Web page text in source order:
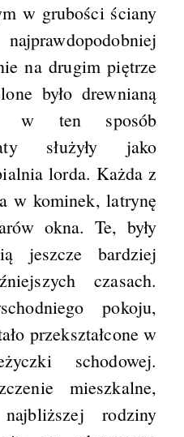
w grubości ściany
na drugim piętrze
było drewnianą
w ten sposób
służyły jako
lorda. Każda z
w kominek, latrynę
okna. Te, były
jeszcze bardziej
czasach.
pokoju,
przekształcone w
schodowej.
mieszkalne,
rodziny